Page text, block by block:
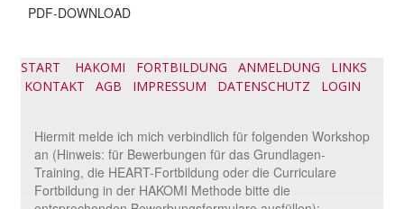
PDF-DOWNLOAD
START HAKOMI FORTBILDUNG ANMELDUNG
LINKS
KONTAKT
AGB IMPRESSUM DATENSCHUTZ LOGIN